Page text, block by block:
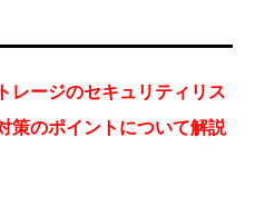
レージのセキュリティリス
策のポイントについて解説